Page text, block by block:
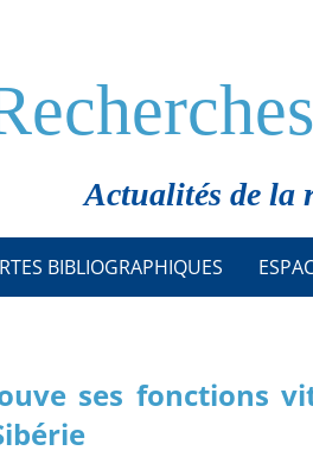
Actualités de la
BIBLIOGRAPHIQUES
ses fonctions